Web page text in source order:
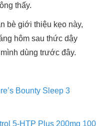
thấy.
bè giới thiệu kẹo này,
hôm sau thức dậy
dùng trước đây.
Bounty Sleep 3
5-HTP Plus 200mg 100